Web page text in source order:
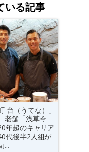
いる記事
台（うてな）」
老舗「浅草今
年超のキャリア
代後半2人組が
...